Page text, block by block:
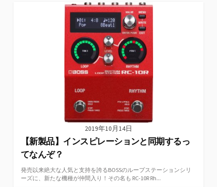
2019年10月14日
【新製品】インスピレーションと同期するっ
てなんぞ？
発売以来絶大な人気と支持を誇るBOSSのループステーションシリ
ーズに、新たな機種が仲間入り！その名も RC-10R Rh...